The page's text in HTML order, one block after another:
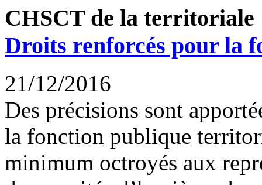
CHSCT de la territoriale
Droits renforcés pour la
21/12/2016
Des précisions sont
la fonction publique
minimum octroyés aux